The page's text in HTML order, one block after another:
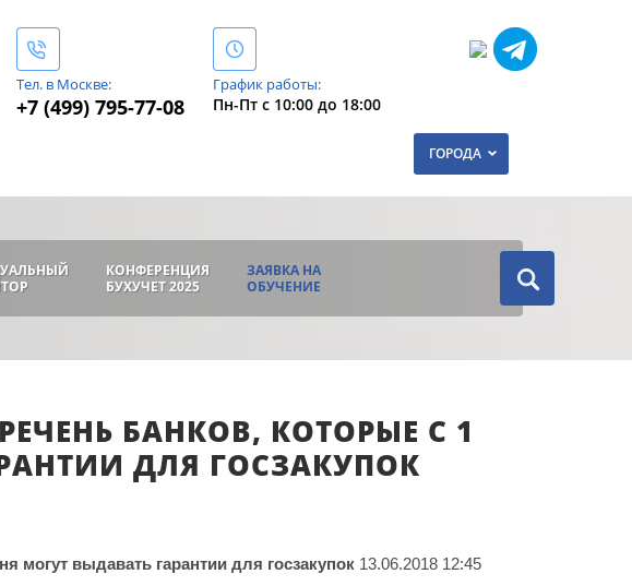
ГОРОДА
Тел. в Москве:
+7 (499) 795-77-08
График работы:
Пн-Пт с 10:00 до 18:00
КОНФЕРЕНЦИЯ
БУХУЧЕТ 2025
ЗАЯВКА НА
ОБУЧЕНИЕ
БАНКОВ, КОТОРЫЕ С 1
ДЛЯ ГОСЗАКУПОК
выдавать гарантии для госзакупок 13.06.2018 12:45